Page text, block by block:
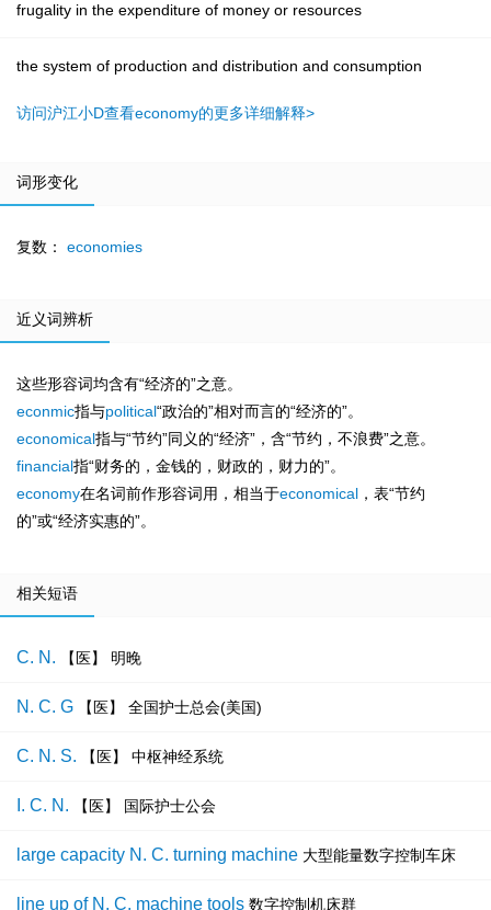
frugality in the expenditure of money or resources
the system of production and distribution and consumption
访问沪江小D查看economy的更多详细解释>
词形变化
复数： economies
近义词辨析
这些形容词均含有“经济的”之意。
econmic指与political“政治的”相对而言的“经济的”。
economical指与“节约”同义的“经济”，含“节约，不浪费”之意。
financial指“财务的，金钱的，财政的，财力的”。
economy在名词前作形容词用，相当于economical ，表“节约
的”或“经济实惠的”。
相关短语
C. N. 【医】 明晚
N. C. G 【医】 全国护士总会(美国)
C. N. S. 【医】 中枢神经系统
I. C. N. 【医】 国际护士公会
large capacity N. C. turning machine 大型能量数字控制车床
line up of N. C. machine tools 数字控制机床群